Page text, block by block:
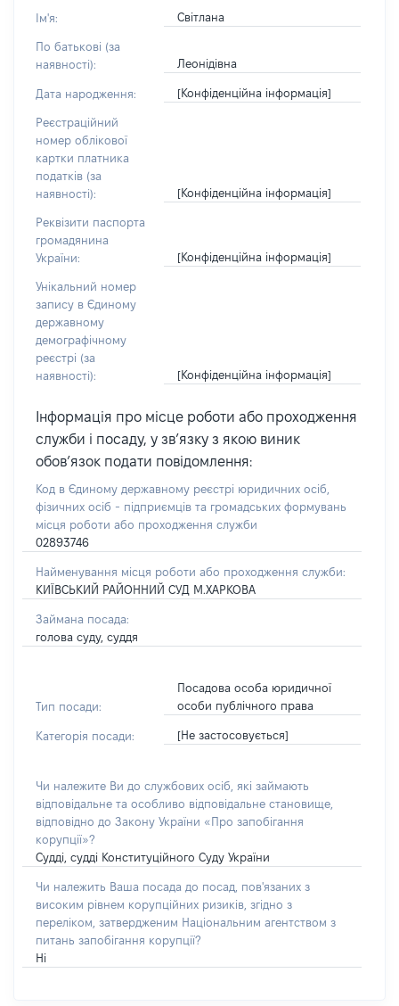
Ім'я: Світлана
По батькові (за
наявності):
Леонідівна
Дата народження: [Конфіденційна інформація]
Реєстраційний
номер облікової
картки платника
податків (за
наявності):
[Конфіденційна інформація]
Реквізити паспорта
громадянина
України:
[Конфіденційна інформація]
Унікальний номер
запису в Єдиному
державному
демографічному
реєстрі (за
наявності):
[Конфіденційна інформація]
Інформація про місце роботи або проходження
служби і посаду, у зв’язку з якою виник
обов’язок подати повідомлення:
Код в Єдиному державному реєстрі юридичних осіб,
фізичних осіб - підприємців та громадських формувань
місця роботи або проходження служби
02893746
Найменування місця роботи або проходження служби:
КИЇВСЬКИЙ РАЙОННИЙ СУД М.ХАРКОВА
Займана посада:
голова суду, суддя
Тип посади:
Посадова особа юридичної
особи публічного права
Категорія посади: [Не застосовується]
Чи належите Ви до службових осіб, які займають
відповідальне та особливо відповідальне становище,
відповідно до Закону України «Про запобігання
корупції»?
Судді, судді Конституційного Суду України
Чи належить Ваша посада до посад, пов'язаних з
високим рівнем корупційних ризиків, згідно з
переліком, затвердженим Національним агентством з
питань запобігання корупції?
Ні